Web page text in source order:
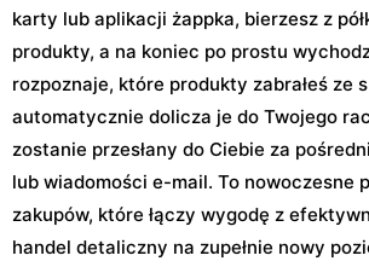
karty lub aplikacji żappka, bierzesz z
produkty, a na koniec po prostu
rozpoznaje, które produkty zabrałeś ze
automatycznie dolicza je do Twojego
zostanie przesłany do Ciebie za
lub wiadomości e-mail. To nowoczesne
zakupów, które łączy wygodę z
handel detaliczny na zupełnie nowy